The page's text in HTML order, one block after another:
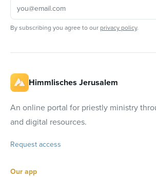
By subscribing you agree to our privacy policy.
Himmlisches Jerusalem
An online portal for priestly ministry
and digital resources.
Request access
Our app